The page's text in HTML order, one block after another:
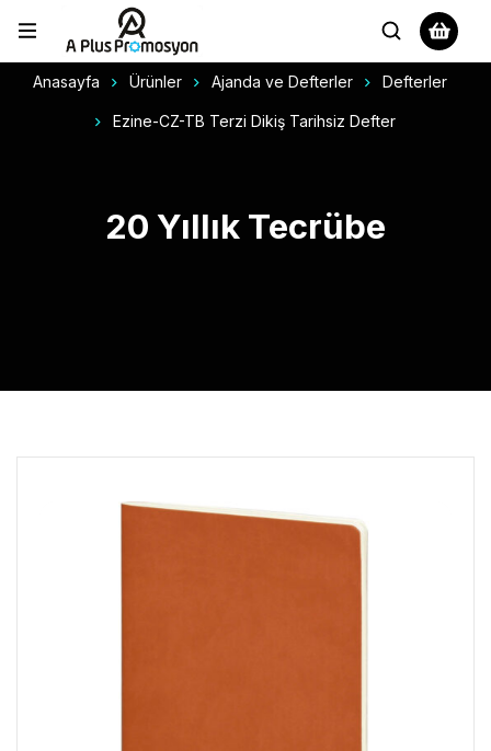
Anasayfa Ürünler Ajanda ve Defterler Defterler
Ezine-CZ-TB Terzi Dikiş Tarihsiz Defter
20 Yıllık Tecrübe